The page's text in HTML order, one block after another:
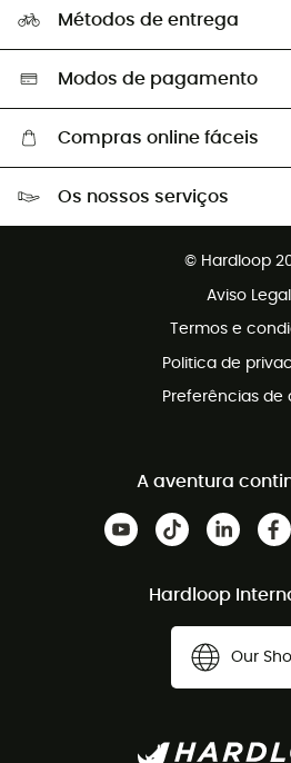
Trocas & Devoluções
Os nossos embaixadores
Seleção eco-responsável
Métodos de entrega
Modos de pagamento
Compras online fáceis
Devoluções gratuitas em 100 dias
Os nossos serviços
© Hardloop
Aviso Legal
Termos e
Politica de
Preferências de
A aventura
Hardloop
Our